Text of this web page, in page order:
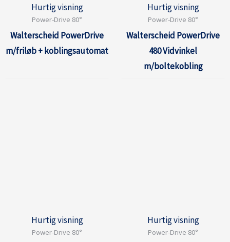
Hurtig visning
Power-Drive 80°
Walterscheid PowerDrive
m/friløb + koblingsautomat
Hurtig visning
Power-Drive 80°
Walterscheid PowerDrive
480 Vidvinkel
m/boltekobling
Hurtig visning
Power-Drive 80°
Hurtig visning
Power-Drive 80°